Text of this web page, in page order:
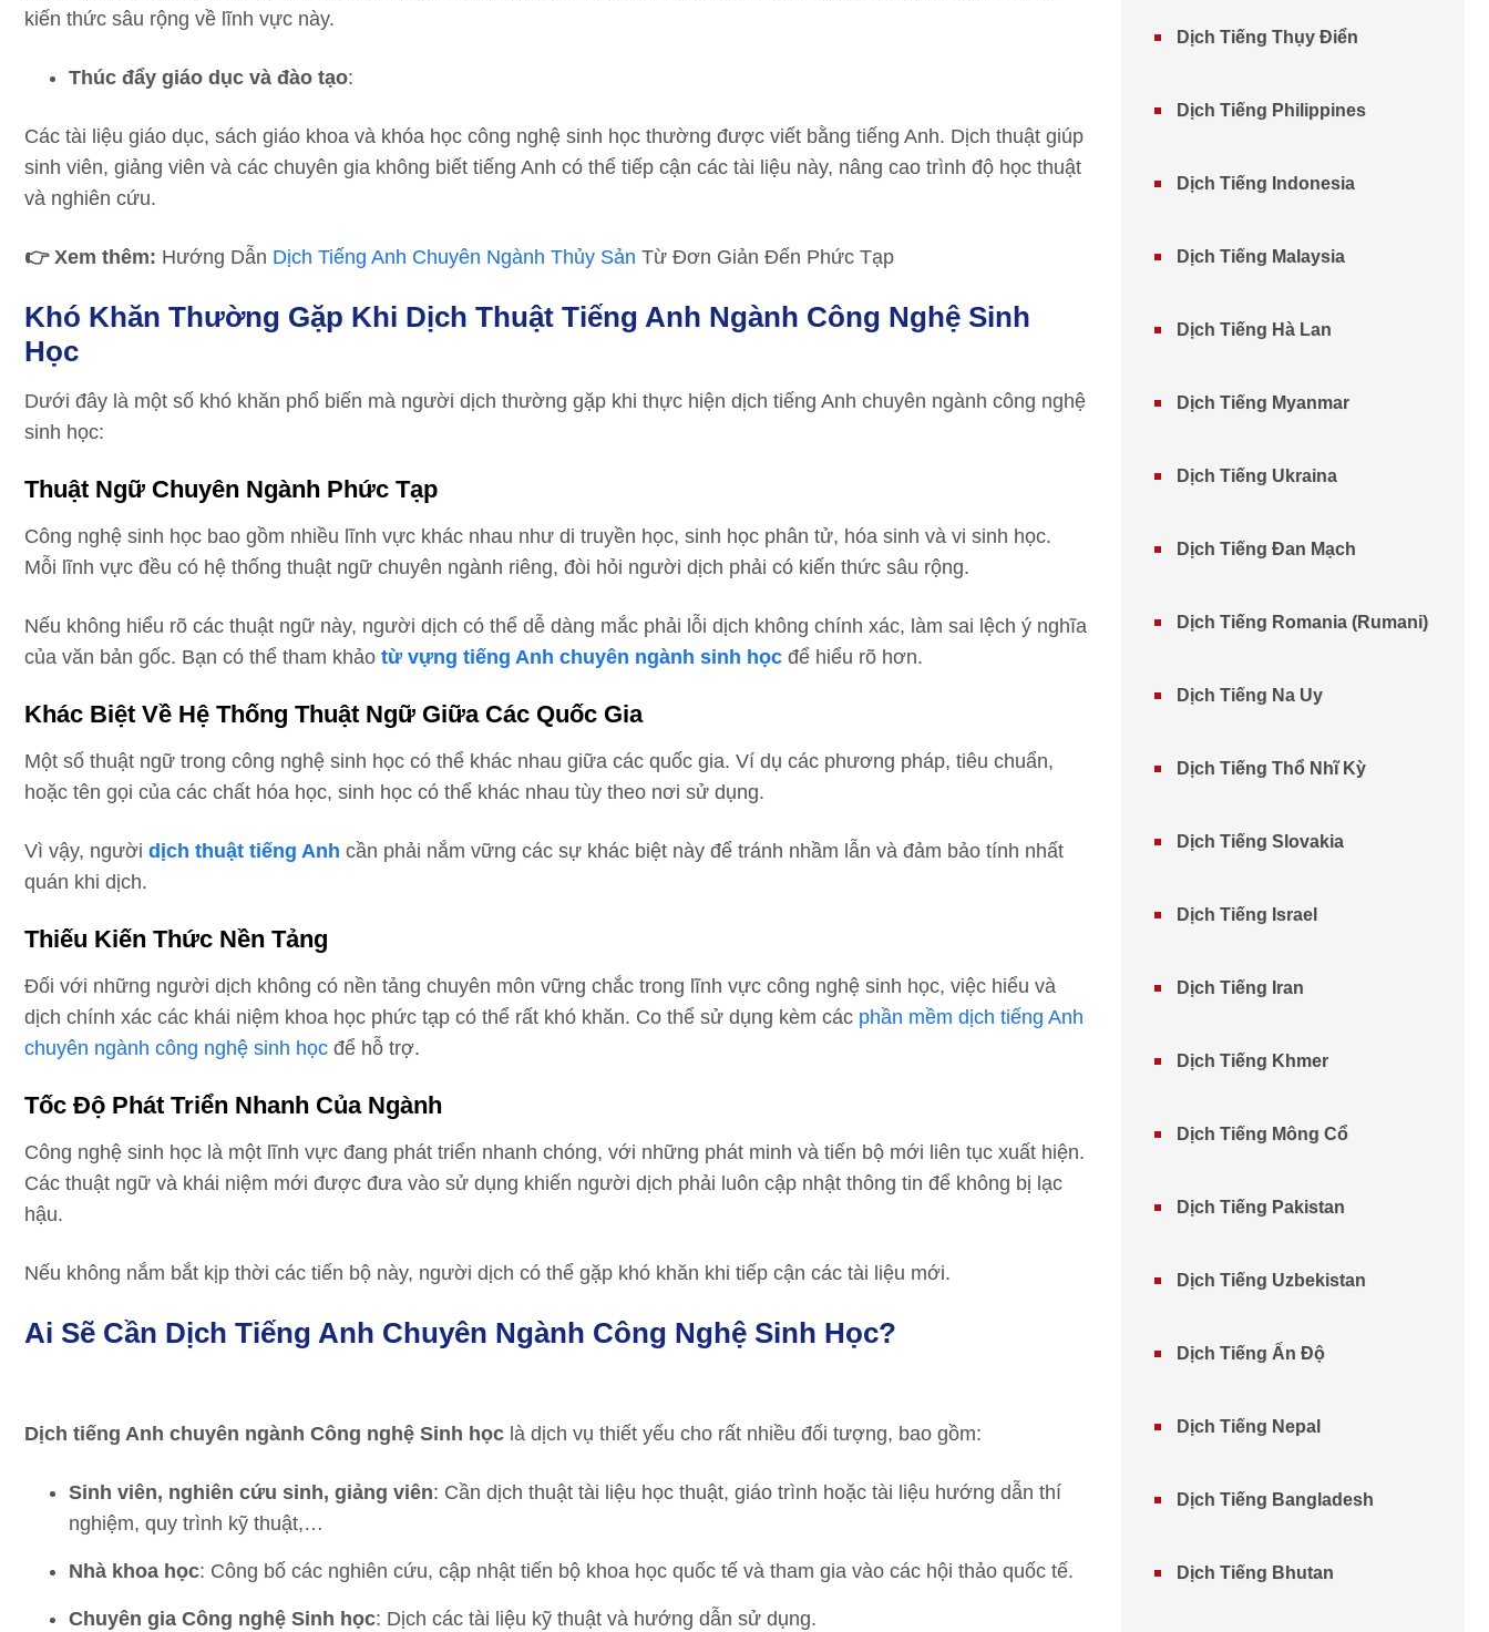
kiến thức sâu rộng về lĩnh vực này.
Thúc đẩy giáo dục và đào tạo:
Các tài liệu giáo dục, sách giáo khoa và khóa học công nghệ sinh học thường được viết bằng tiếng Anh. Dịch thuật giúp
sinh viên, giảng viên và các chuyên gia không biết tiếng Anh có thể tiếp cận các tài liệu này, nâng cao trình độ học thuật
và nghiên cứu.
👉 Xem thêm: Hướng Dẫn Dịch Tiếng Anh Chuyên Ngành Thủy Sản Từ Đơn Giản Đến Phức Tạp
Khó Khăn Thường Gặp Khi Dịch Thuật Tiếng Anh Ngành Công Nghệ Sinh
Học
Dưới đây là một số khó khăn phổ biến mà người dịch thường gặp khi thực hiện dịch tiếng Anh chuyên ngành công nghệ
sinh học:
Thuật Ngữ Chuyên Ngành Phức Tạp
Công nghệ sinh học bao gồm nhiều lĩnh vực khác nhau như di truyền học, sinh học phân tử, hóa sinh và vi sinh học.
Mỗi lĩnh vực đều có hệ thống thuật ngữ chuyên ngành riêng, đòi hỏi người dịch phải có kiến thức sâu rộng.
Nếu không hiểu rõ các thuật ngữ này, người dịch có thể dễ dàng mắc phải lỗi dịch không chính xác, làm sai lệch ý nghĩa
của văn bản gốc. Bạn có thể tham khảo từ vựng tiếng Anh chuyên ngành sinh học để hiểu rõ hơn.
Khác Biệt Về Hệ Thống Thuật Ngữ Giữa Các Quốc Gia
Một số thuật ngữ trong công nghệ sinh học có thể khác nhau giữa các quốc gia. Ví dụ các phương pháp, tiêu chuẩn,
hoặc tên gọi của các chất hóa học, sinh học có thể khác nhau tùy theo nơi sử dụng.
Vì vậy, người dịch thuật tiếng Anh cần phải nắm vững các sự khác biệt này để tránh nhầm lẫn và đảm bảo tính nhất
quán khi dịch.
Thiếu Kiến Thức Nền Tảng
Đối với những người dịch không có nền tảng chuyên môn vững chắc trong lĩnh vực công nghệ sinh học, việc hiểu và
dịch chính xác các khái niệm khoa học phức tạp có thể rất khó khăn. Co thể sử dụng kèm các phần mềm dịch tiếng Anh
chuyên ngành công nghệ sinh học để hỗ trợ.
Tốc Độ Phát Triển Nhanh Của Ngành
Công nghệ sinh học là một lĩnh vực đang phát triển nhanh chóng, với những phát minh và tiến bộ mới liên tục xuất hiện.
Các thuật ngữ và khái niệm mới được đưa vào sử dụng khiến người dịch phải luôn cập nhật thông tin để không bị lạc
hậu.
Nếu không nắm bắt kịp thời các tiến bộ này, người dịch có thể gặp khó khăn khi tiếp cận các tài liệu mới.
Ai Sẽ Cần Dịch Tiếng Anh Chuyên Ngành Công Nghệ Sinh Học?
Dịch tiếng Anh chuyên ngành Công nghệ Sinh học là dịch vụ thiết yếu cho rất nhiều đối tượng, bao gồm:
Sinh viên, nghiên cứu sinh, giảng viên: Cần dịch thuật tài liệu học thuật, giáo trình hoặc tài liệu hướng dẫn thí
nghiệm, quy trình kỹ thuật,…
Nhà khoa học: Công bố các nghiên cứu, cập nhật tiến bộ khoa học quốc tế và tham gia vào các hội thảo quốc tế.
Chuyên gia Công nghệ Sinh học: Dịch các tài liệu kỹ thuật và hướng dẫn sử dụng.
Dịch Tiếng Thụy Điển
Dịch Tiếng Philippines
Dịch Tiếng Indonesia
Dịch Tiếng Malaysia
Dịch Tiếng Hà Lan
Dịch Tiếng Myanmar
Dịch Tiếng Ukraina
Dịch Tiếng Đan Mạch
Dịch Tiếng Romania (Rumani)
Dịch Tiếng Na Uy
Dịch Tiếng Thổ Nhĩ Kỳ
Dịch Tiếng Slovakia
Dịch Tiếng Israel
Dịch Tiếng Iran
Dịch Tiếng Khmer
Dịch Tiếng Mông Cổ
Dịch Tiếng Pakistan
Dịch Tiếng Uzbekistan
Dịch Tiếng Ấn Độ
Dịch Tiếng Nepal
Dịch Tiếng Bangladesh
Dịch Tiếng Bhutan